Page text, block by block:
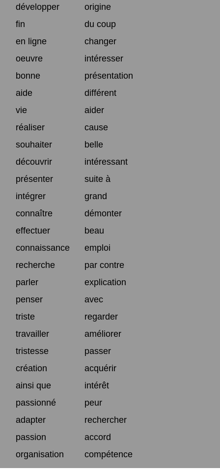
développer
origine
fin
du coup
en ligne
changer
oeuvre
intéresser
bonne
présentation
aide
différent
vie
aider
réaliser
cause
souhaiter
belle
découvrir
intéressant
présenter
suite à
intégrer
grand
connaître
démonter
effectuer
beau
connaissance
emploi
recherche
par contre
parler
explication
penser
avec
triste
regarder
travailler
améliorer
tristesse
passer
création
acquérir
ainsi que
intérêt
passionné
peur
adapter
rechercher
passion
accord
organisation
compétence